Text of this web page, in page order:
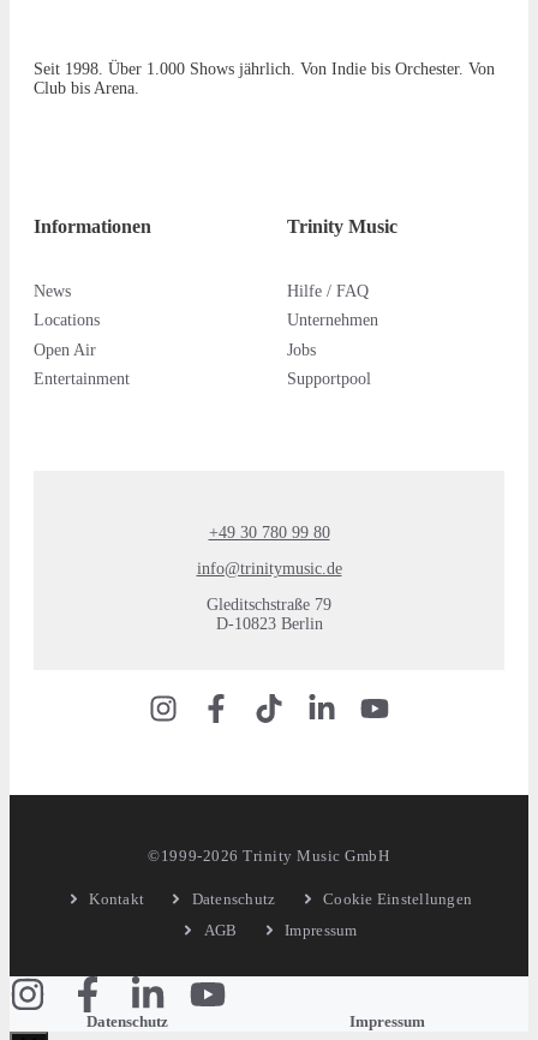
Seit 1998. Über 1.000 Shows jährlich. Von Indie bis Orchester. Von
Club bis Arena.
Informationen
News
Locations
Open Air
Entertainment
Trinity Music
Hilfe / FAQ
Unternehmen
Jobs
Supportpool
+49 30 780 99 80
info@trinitymusic.de
Gleditschstraße 79
D-10823 Berlin
©1999-2026 Trinity Music GmbH
Kontakt Datenschutz
Cookie Einstellungen
AGB
Impressum
Datenschutz Impressum